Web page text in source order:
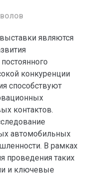
являются
конкуренции
способствуют
контактов.
автомобильных
В рамках
проведения таких
и ключевые